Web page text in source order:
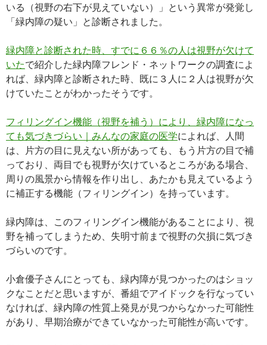
いる（視野の右下が見えていない）」という異常が発覚し
「緑内障の疑い」と診断されました。
緑内障と診断された時、すでに６６％の人は視野が欠けて
いたで紹介した緑内障フレンド・ネットワークの調査によ
れば、緑内障と診断された時、既に３人に２人は視野が欠
けていたことがわかったそうです。
フィリングイン機能（視野を補う）により、緑内障になっ
ても気づきづらい｜みんなの家庭の医学によれば、人間
は、片方の目に見えない所があっても、もう片方の目で補
っており、両目でも視野が欠けているところがある場合、
周りの風景から情報を作り出し、あたかも見えているよう
に補正する機能（フィリングイン）を持っています。
緑内障は、このフィリングイン機能があることにより、視
野を補ってしまうため、失明寸前まで視野の欠損に気づき
づらいのです。
小倉優子さんにとっても、緑内障が見つかったのはショッ
クなことだと思いますが、番組でアイドックを行なってい
なければ、緑内障の性質上発見が見つからなかった可能性
があり、早期治療ができていなかった可能性が高いです。